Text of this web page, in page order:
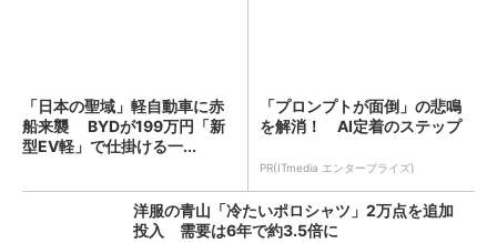
「日本の聖域」軽自動車に赤
船来襲 BYDが199万円「新
型EV軽」で仕掛ける一...
「プロンプトが面倒」の悲鳴
を解消！ AI定着のステップ
PR(ITmedia エンタープライズ)
洋服の青山「冷たいポロシャツ」2万点を追加
投入 需要は6年で約3.5倍に